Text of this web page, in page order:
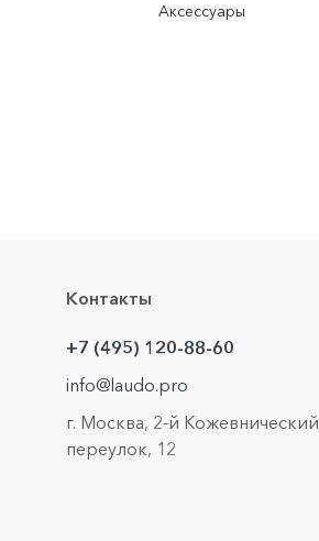
Аксессуары
Контакты
+7 (495) 120-88-60
info@laudo.pro
г. Москва, 2-й Кожевнический
переулок, 12